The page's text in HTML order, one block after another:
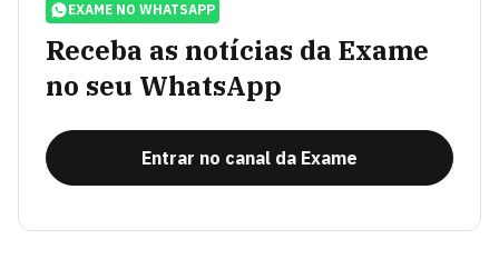
EXAME NO WHATSAPP
Receba as notícias da Exame
no seu WhatsApp
Entrar no canal da Exame